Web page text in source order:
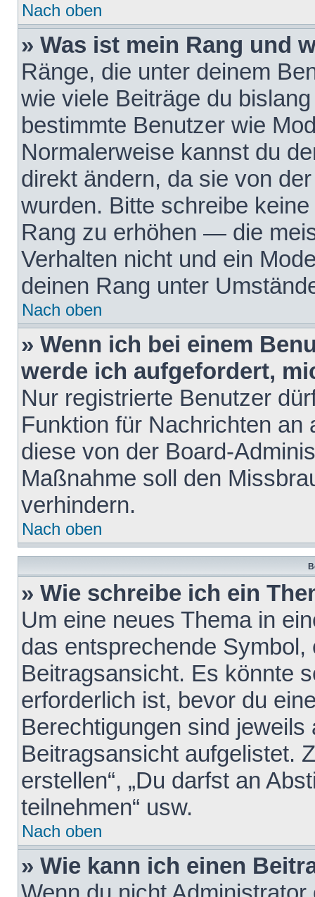
Nach oben
» Was ist mein Rang und
Ränge, die unter deinem
wie viele Beiträge du
bestimmte Benutzer wie
Normalerweise kannst du
direkt ändern, da sie von
wurden. Bitte schreibe
Rang zu erhöhen — die
Verhalten nicht und ein
deinen Rang unter
Nach oben
» Wenn ich bei einem
werde ich aufgefordert,
Nur registrierte Benutzer
Funktion für Nachrichten
diese von der Board-
Maßnahme soll den
verhindern.
Nach oben
» Wie schreibe ich ein
Um eine neues Thema in
das entsprechende
Beitragsansicht. Es könnte
erforderlich ist, bevor du
Berechtigungen sind
Beitragsansicht aufgelistet.
erstellen“, „Du darfst an
teilnehmen“ usw.
Nach oben
» Wie kann ich einen